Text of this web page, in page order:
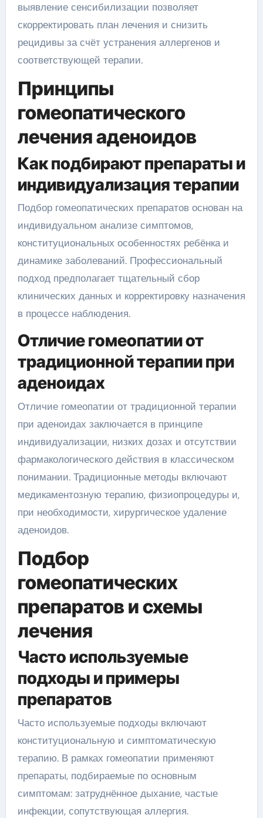
выявление сенсибилизации позволяет
скорректировать план лечения и снизить
рецидивы за счёт устранения аллергенов и
соответствующей терапии.
Принципы
гомеопатического
лечения аденоидов
Как подбирают препараты и
индивидуализация терапии
Подбор гомеопатических препаратов основан на
индивидуальном анализе симптомов,
конституциональных особенностях ребёнка и
динамике заболеваний. Профессиональный
подход предполагает тщательный сбор
клинических данных и корректировку назначения
в процессе наблюдения.
Отличие гомеопатии от
традиционной терапии при
аденоидах
Отличие гомеопатии от традиционной терапии
при аденоидах заключается в принципе
индивидуализации, низких дозах и отсутствии
фармакологического действия в классическом
понимании. Традиционные методы включают
медикаментозную терапию, физиопроцедуры и,
при необходимости, хирургическое удаление
аденоидов.
Подбор
гомеопатических
препаратов и схемы
лечения
Часто используемые
подходы и примеры
препаратов
Часто используемые подходы включают
конституциональную и симптоматическую
терапию. В рамках гомеопатии применяют
препараты, подбираемые по основным
симптомам: затруднённое дыхание, частые
инфекции, сопутствующая аллергия.